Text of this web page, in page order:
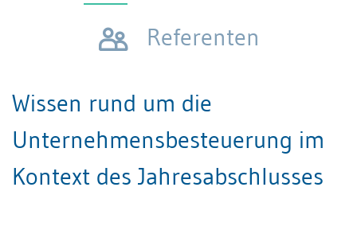
Referenten
Wissen rund um die
Unternehmensbesteuerung im
Kontext des Jahresabschlusses